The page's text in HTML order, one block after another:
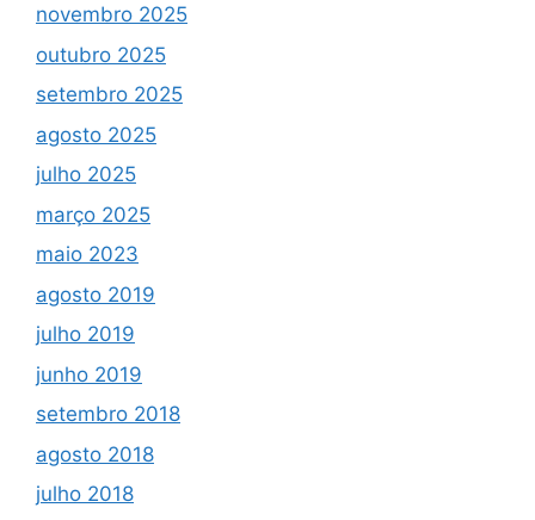
novembro 2025
outubro 2025
setembro 2025
agosto 2025
julho 2025
março 2025
maio 2023
agosto 2019
julho 2019
junho 2019
setembro 2018
agosto 2018
julho 2018